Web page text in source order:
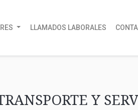
LLAMADOS LABORALES
Y